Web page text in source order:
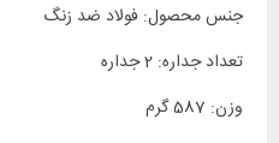
جنس محصول: فولاد ضد زنگ
تعداد جداره: 2 جداره
وزن: 587 گرم